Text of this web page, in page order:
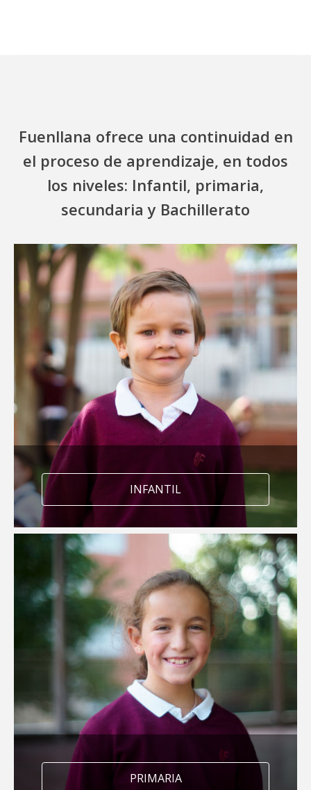
Fuenllana ofrece una continuidad en
el proceso de aprendizaje, en todos
los niveles: Infantil, primaria,
secundaria y Bachillerato
INFANTIL
Aprendizaje por proyectos
basado en las inteligencias
múltiples
Entusiasmath
Letrilandia
Bilingüismo
Psicomotricidad
PRIMARIA